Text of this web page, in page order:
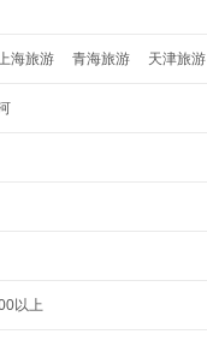
海旅游 青海旅游 天津旅游
游
以上